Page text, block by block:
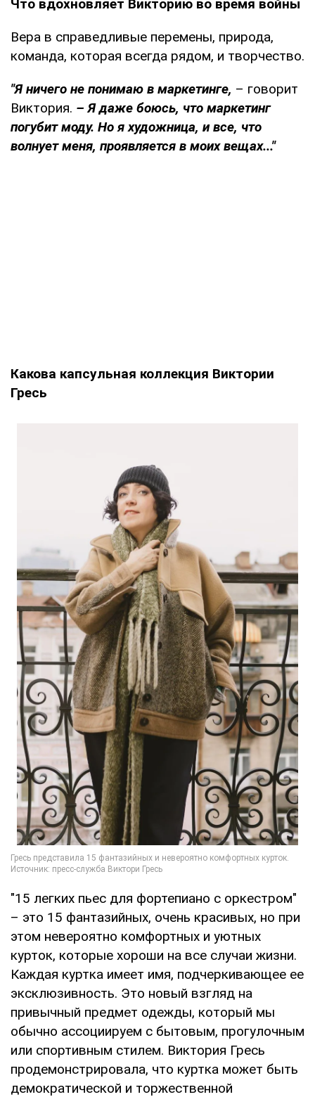
Что вдохновляет Викторию во время войны
Вера в справедливые перемены, природа,
команда, которая всегда рядом, и творчество.
"Я ничего не понимаю в маркетинге, – говорит
Виктория. – Я даже боюсь, что маркетинг
погубит моду. Но я художница, и все, что
волнует меня, проявляется в моих вещах..."
Какова капсульная коллекция Виктории
Гресь
"15 легких пьес для фортепиано с оркестром"
– это 15 фантазийных, очень красивых, но при
этом невероятно комфортных и уютных
курток, которые хороши на все случаи жизни.
Каждая куртка имеет имя, подчеркивающее ее
эксклюзивность. Это новый взгляд на
привычный предмет одежды, который мы
обычно ассоциируем с бытовым, прогулочным
или спортивным стилем. Виктория Гресь
продемонстрировала, что куртка может быть
демократической и торжественной